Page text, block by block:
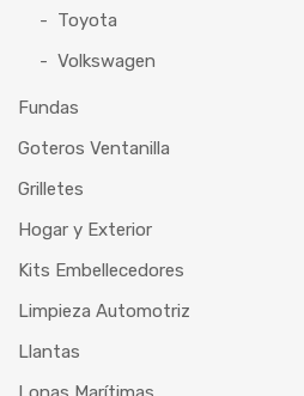
Toyota
Volkswagen
Fundas
Goteros Ventanilla
Grilletes
Hogar y Exterior
Kits Embellecedores
Limpieza Automotriz
Llantas